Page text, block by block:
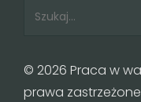
© 2026 Praca w
prawa zastrzeżone